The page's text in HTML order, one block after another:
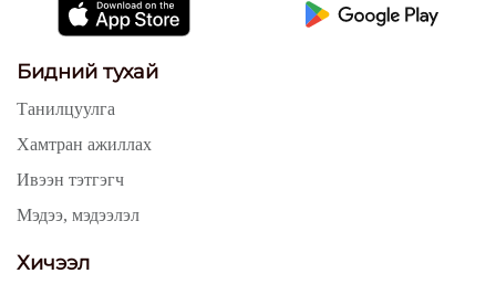
Бидний тухай
Танилцуулга
Хамтран ажиллах
Ивээн тэтгэгч
Мэдээ, мэдээлэл
Хичээл